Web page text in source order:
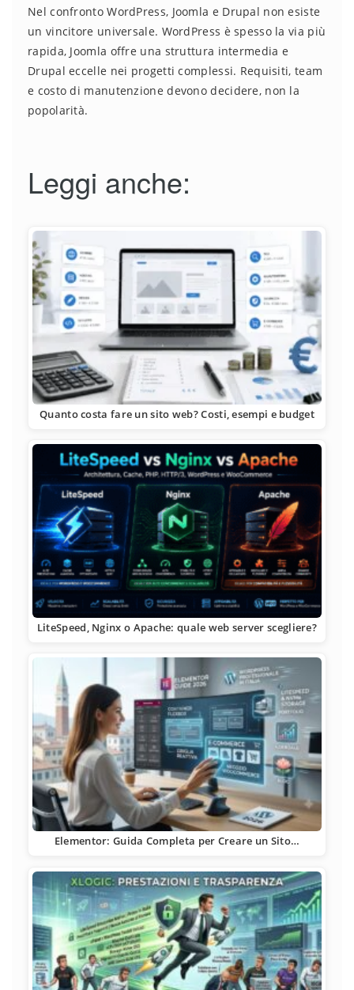
Nel confronto WordPress, Joomla e Drupal non esiste
un vincitore universale. WordPress è spesso la via più
rapida, Joomla offre una struttura intermedia e
Drupal eccelle nei progetti complessi. Requisiti, team
e costo di manutenzione devono decidere, non la
popolarità.
Leggi anche:
Quanto costa fare un sito web? Costi, esempi e budget
LiteSpeed, Nginx o Apache: quale web server scegliere?
Elementor: Guida Completa per Creare un Sito…